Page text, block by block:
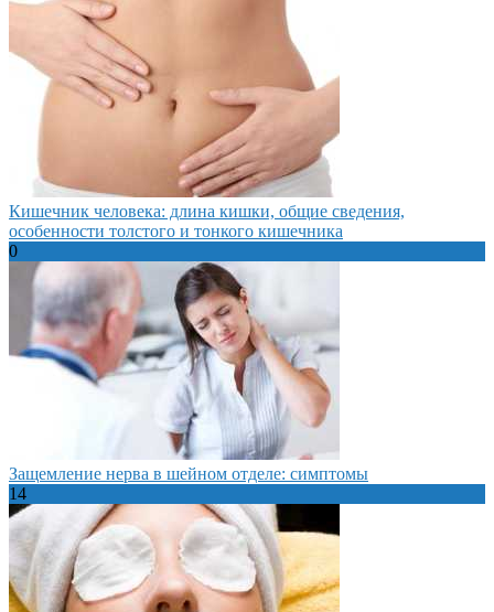
Кишечник человека: длина кишки, общие сведения,
особенности толстого и тонкого кишечника
0
Защемление нерва в шейном отделе: симптомы
14